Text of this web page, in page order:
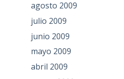
agosto 2009
julio 2009
junio 2009
mayo 2009
abril 2009